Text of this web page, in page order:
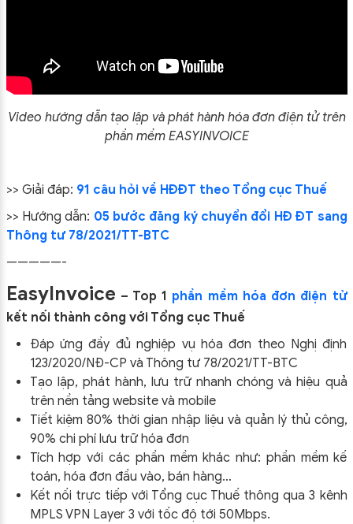
Video hướng dẫn tạo lập và phát hành hóa đơn điện tử trên
phần mềm EASYINVOICE
>> Giải đáp: 91 câu hỏi về HĐĐT theo Tổng cục Thuế
>> Hướng dẫn: 05 bước đăng ký chuyển đổi HĐ ĐT sang
Thông tư 78/2021/TT-BTC
—————-
EasyInvoice – Top 1 phần mềm hóa đơn điện tử
kết nối thành công với Tổng cục Thuế
Đáp ứng đầy đủ nghiệp vụ hóa đơn theo Nghị định
123/2020/NĐ-CP và Thông tư 78/2021/TT-BTC
Tạo lập, phát hành, lưu trữ nhanh chóng và hiệu quả
trên nền tảng website và mobile
Tiết kiệm 80% thời gian nhập liệu và quản lý thủ công,
90% chi phí lưu trữ hóa đơn
Tích hợp với các phần mềm khác như: phần mềm kế
toán, hóa đơn đầu vào, bán hàng…
Kết nối trực tiếp với Tổng cục Thuế thông qua 3 kênh
MPLS VPN Layer 3 với tốc độ tới 50Mbps.